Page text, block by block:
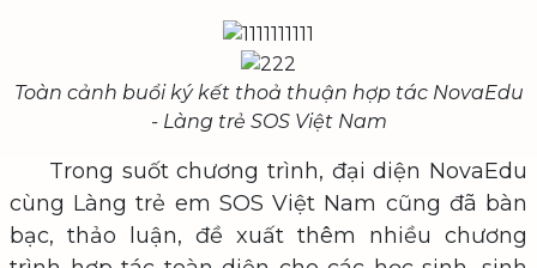
Toàn cảnh buổi ký kết thoả thuận hợp tác NovaEdu
- Làng trẻ SOS Việt Nam
Trong suốt chương trình, đại diện NovaEdu
cùng Làng trẻ em SOS Việt Nam cũng đã bàn
bạc, thảo luận, đề xuất thêm nhiều chương